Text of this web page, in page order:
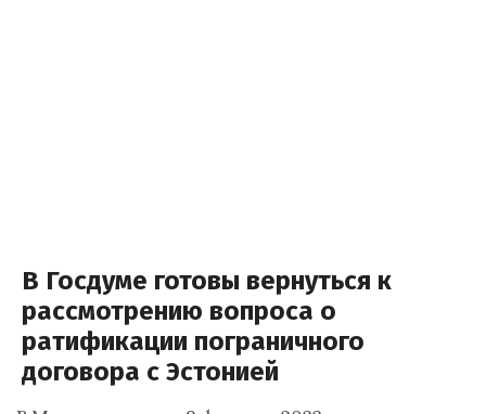
В Госдуме готовы вернуться к
рассмотрению вопроса о
ратификации пограничного
договора с Эстонией